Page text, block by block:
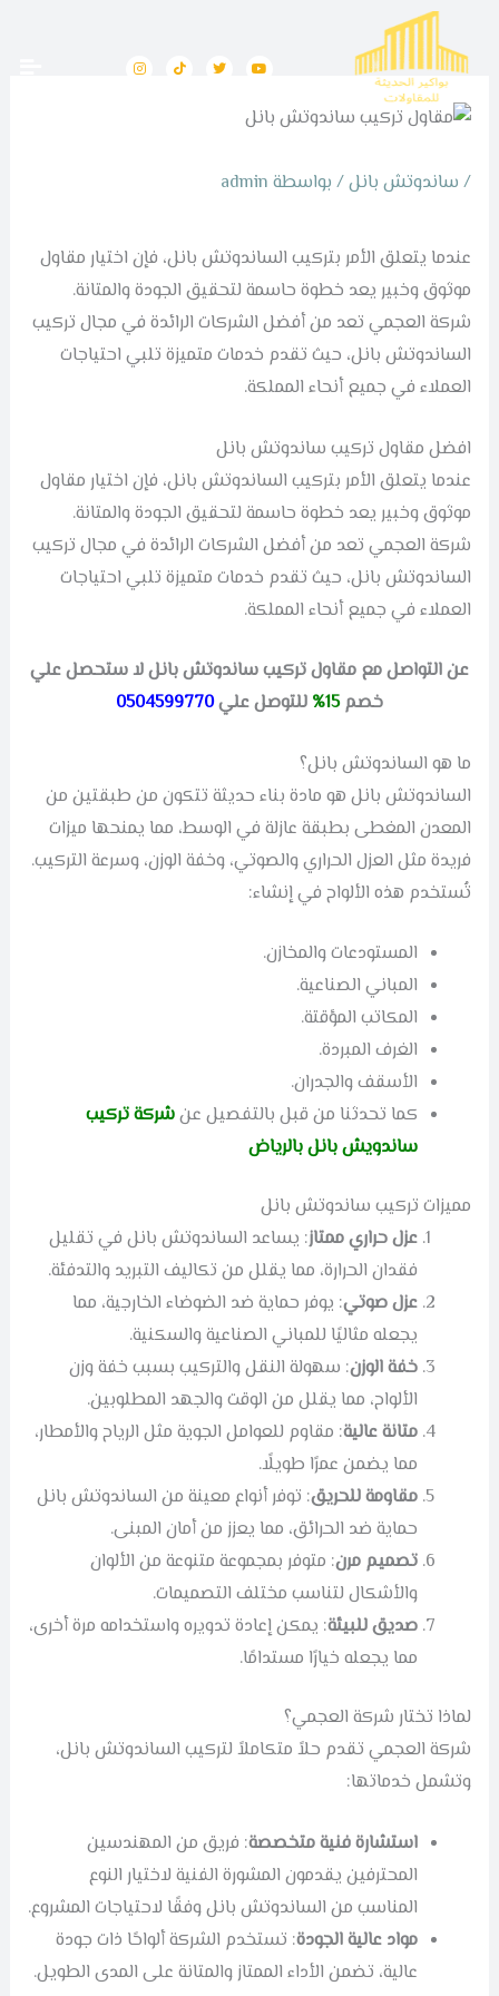
المحتوى
Y
o
u
b
T
w
T
i
I
n
/ ساندوتش بانل/ بواسطة admin
عندما يتعلق الأمر بتركيب الساندوتش بانل، فإن اختيار مقاول
موثوق وخبير يعد خطوة حاسمة لتحقيق الجودة والمتانة.
شركة العجمي تعد من أفضل الشركات الرائدة في مجال تركيب
الساندوتش بانل، حيث تقدم خدمات متميزة تلبي احتياجات
العملاء في جميع أنحاء المملكة.
افضل مقاول تركيب ساندوتش بانل
عندما يتعلق الأمر بتركيب الساندوتش بانل، فإن اختيار مقاول
موثوق وخبير يعد خطوة حاسمة لتحقيق الجودة والمتانة.
شركة العجمي تعد من أفضل الشركات الرائدة في مجال تركيب
الساندوتش بانل، حيث تقدم خدمات متميزة تلبي احتياجات
العملاء في جميع أنحاء المملكة.
عن التواصل مع مقاول تركيب ساندوتش بانل لا ستحصل علي
خصم15% للتوصل علي0504599770
ما هو الساندوتش بانل؟
الساندوتش بانل هو مادة بناء حديثة تتكون من طبقتين من
المعدن المغطى بطبقة عازلة في الوسط، مما يمنحها ميزات
فريدة مثل العزل الحراري والصوتي، وخفة الوزن، وسرعة التركيب.
تُستخدم هذه الألواح في إنشاء:
المستودعات والمخازن.
المباني الصناعية.
المكاتب المؤقتة.
الغرف المبردة.
الأسقف والجدران.
كما تحدثنا من قبل بالتفصيل عنشركة تركيب
ساندويش بانل بالرياض
مميزات تركيب ساندوتش بانل
عزل حراري ممتاز: يساعد الساندوتش بانل في تقليل
فقدان الحرارة، مما يقلل من تكاليف التبريد والتدفئة.
عزل صوتي: يوفر حماية ضد الضوضاء الخارجية، مما
يجعله مثاليًا للمباني الصناعية والسكنية.
خفة الوزن: سهولة النقل والتركيب بسبب خفة وزن
الألواح، مما يقلل من الوقت والجهد المطلوبين.
متانة عالية: مقاوم للعوامل الجوية مثل الرياح والأمطار،
مما يضمن عمرًا طويلًا.
مقاومة للحريق: توفر أنواع معينة من الساندوتش بانل
حماية ضد الحرائق، مما يعزز من أمان المبنى.
تصميم مرن: متوفر بمجموعة متنوعة من الألوان
والأشكال لتناسب مختلف التصميمات.
صديق للبيئة: يمكن إعادة تدويره واستخدامه مرة أخرى،
مما يجعله خيارًا مستدامًا.
لماذا تختار شركة العجمي؟
شركة العجمي تقدم حلاً متكاملاً لتركيب الساندوتش بانل،
وتشمل خدماتها:
استشارة فنية متخصصة: فريق من المهندسين
المحترفين يقدمون المشورة الفنية لاختيار النوع
المناسب من الساندوتش بانل وفقًا لاحتياجات المشروع.
مواد عالية الجودة: تستخدم الشركة ألواحًا ذات جودة
عالية، تضمن الأداء الممتاز والمتانة على المدى الطويل.